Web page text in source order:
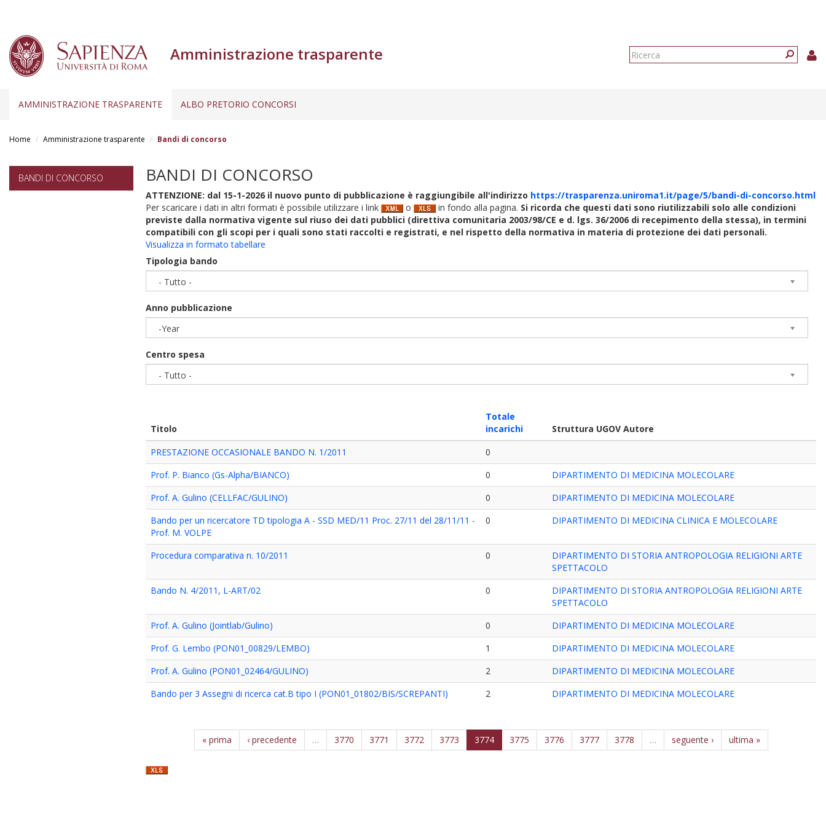
Amministrazione trasparente
Form
AMMINISTRAZIONE TRASPARENTE ALBO PRETORIO CONCORSI
Home Amministrazione trasparente Bandi di concorso
BANDI DI CONCORSO BANDI DI CONCORSO
ATTENZIONE: dal 15-1-2026 il nuovo punto di pubblicazione è raggiungibile all'indirizzo https://trasparenza.uniroma1.it/page/5/bandi-di-concorso.html
Per scaricare i dati in altri formati è possibile utilizzare i link
o in fondo alla pagina. Si ricorda che questi dati sono riutilizzabili solo alle condizioni
previste dalla normativa vigente sul riuso dei dati pubblici (direttiva comunitaria 2003/98/CE e d. lgs. 36/2006 di recepimento della stessa), in termini
compatibili con gli scopi per i quali sono stati raccolti e registrati, e nel rispetto della normativa in materia di protezione dei dati personali.
Visualizza in formato tabellare
Tipologia bando
- Tutto -
Anno pubblicazione
-Year
Centro spesa
- Tutto -
Titolo
Totale
incarichi
Struttura UGOV Autore
PRESTAZIONE OCCASIONALE BANDO N. 1/2011
0
Prof. P. Bianco (Gs-Alpha/BIANCO)
0
DIPARTIMENTO DI MEDICINA MOLECOLARE
Prof. A. Gulino (CELLFAC/GULINO)
0
DIPARTIMENTO DI MEDICINA MOLECOLARE
Bando per un ricercatore TD tipologia A - SSD MED/11 Proc. 27/11 del 28/11/11 -
Prof. M. VOLPE
0 DIPARTIMENTO DI MEDICINA CLINICA E MOLECOLARE
Procedura comparativa n. 10/2011 0
DIPARTIMENTO DI STORIA ANTROPOLOGIA RELIGIONI ARTE
SPETTACOLO
Bando N. 4/2011, L-ART/02
0
DIPARTIMENTO DI STORIA ANTROPOLOGIA RELIGIONI ARTE
SPETTACOLO
Prof. A. Gulino (Jointlab/Gulino)
0
DIPARTIMENTO DI MEDICINA MOLECOLARE
Prof. G. Lembo (PON01_00829/LEMBO)
1
DIPARTIMENTO DI MEDICINA MOLECOLARE
Prof. A. Gulino (PON01_02464/GULINO)
2
DIPARTIMENTO DI MEDICINA MOLECOLARE
Bando per 3 Assegni di ricerca cat.B tipo I (PON01_01802/BIS/SCREPANTI)
2 DIPARTIMENTO DI MEDICINA MOLECOLARE
« prima ‹ precedente … 3770 3771 3772 3773 3774 3775 3776 3777 3778 … seguente › ultima »